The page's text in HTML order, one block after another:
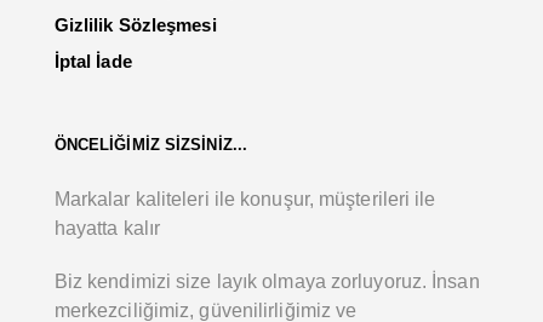
Gizlilik Sözleşmesi
İptal İade
ÖNCELİĞİMİZ SİZSİNİZ...
Markalar kaliteleri ile konuşur, müşterileri ile
hayatta kalır
Biz kendimizi size layık olmaya zorluyoruz. İnsan
merkezciliğimiz, güvenilirliğimiz ve